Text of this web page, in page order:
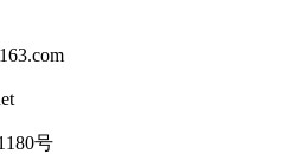
号